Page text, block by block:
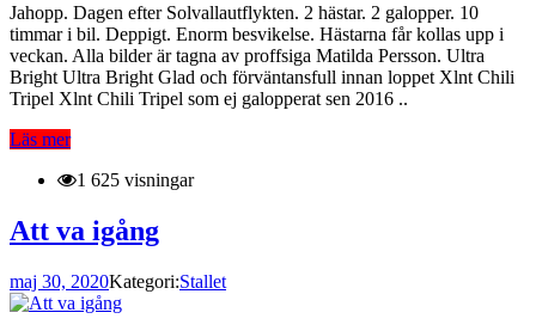
Jahopp. Dagen efter Solvallautflykten. 2 hästar. 2 galopper. 10
timmar i bil. Deppigt. Enorm besvikelse. Hästarna får kollas upp i
veckan. Alla bilder är tagna av proffsiga Matilda Persson. Ultra
Bright Ultra Bright Glad och förväntansfull innan loppet Xlnt Chili
Tripel Xlnt Chili Tripel som ej galopperat sen 2016 ..
Läs mer
1 625 visningar
Att va igång
maj 30, 2020Kategori:Stallet